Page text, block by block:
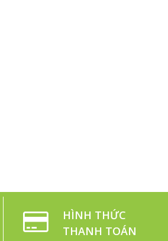
HÌNH THỨC
THANH TOÁN